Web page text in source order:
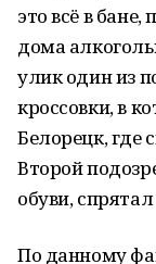
это всё в
дома
улик один из
кроссовки, в
Белорецк, где
Второй
обуви,
По данному